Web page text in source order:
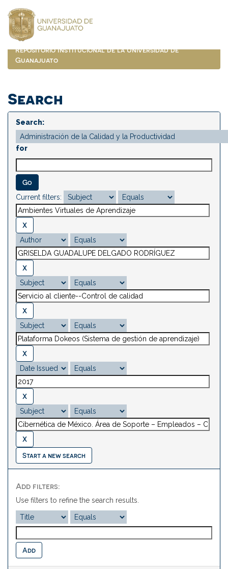
navigation
Repositorio Institucional de la Universidad de
Guanajuato
Search
Search:
for
Current filters:
Start a new search
Add filters:
Use filters to refine the search results.